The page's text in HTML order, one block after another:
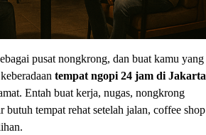
pusat nongkrong, dan buat kamu yang
tempat ngopi 24 jam di Jakarta
Entah buat kerja, nugas, nongkrong
butuh tempat rehat setelah jalan, coffee shop